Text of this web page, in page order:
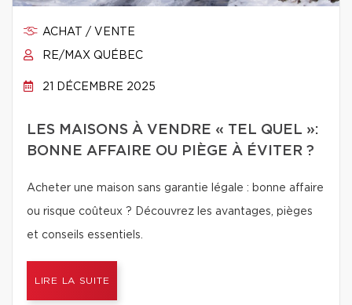
ACHAT / VENTE
RE/MAX QUÉBEC
21 DÉCEMBRE 2025
LES MAISONS À VENDRE « TEL QUEL »:
BONNE AFFAIRE OU PIÈGE À ÉVITER ?
Acheter une maison sans garantie légale : bonne affaire
ou risque coûteux ? Découvrez les avantages, pièges
et conseils essentiels.
LIRE LA SUITE